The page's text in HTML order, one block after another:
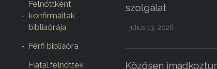
Felnőttként
konfirmáltak
bibliaórája
Férfi bibliaóra
Fiatal felnőttek
szolgálat
július 13, 2026
Közösen